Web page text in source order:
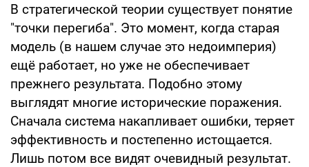
В стратегической теории существует понятие
"точки перегиба". Это момент, когда старая
модель (в нашем случае это недоимперия)
ещё работает, но уже не обеспечивает
прежнего результата. Подобно этому
выглядят многие исторические поражения.
Сначала система накапливает ошибки, теряет
эффективность и постепенно истощается.
Лишь потом все видят очевидный результат.